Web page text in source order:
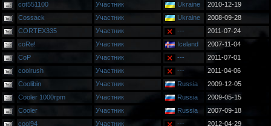
cot551100
Участник Ukraine
2010-12-19
Cossack
Участник Ukraine
2008-09-28
CORTEX335
Участник ---
2011-07-24
coRe!
Участник Iceland
2007-11-04
CoP
Участник ---
2011-07-01
coolrush
Участник ---
2011-04-06
Coolibin
Участник Russia
2009-12-05
Cooler 1000rpm
Участник Russia
2009-05-15
Cooler
Участник Russia
2007-09-18
cool94
Участник ---
2012-04-29